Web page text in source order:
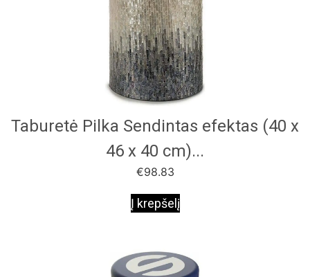
Taburetė Pilka Sendintas efektas (40 x
46 x 40 cm)...
€98.83
Į krepšelį